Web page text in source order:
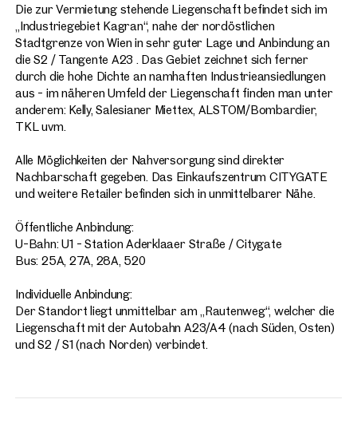
Die zur Vermietung stehende Liegenschaft befindet sich im
„Industriegebiet Kagran“, nahe der nordöstlichen
Stadtgrenze von Wien in sehr guter Lage und Anbindung an
die S2 / Tangente A23 . Das Gebiet zeichnet sich ferner
durch die hohe Dichte an namhaften Industrieansiedlungen
aus - im näheren Umfeld der Liegenschaft finden man unter
anderem: Kelly, Salesianer Miettex, ALSTOM/Bombardier,
TKL uvm.
Alle Möglichkeiten der Nahversorgung sind direkter
Nachbarschaft gegeben. Das Einkaufszentrum CITYGATE
und weitere Retailer befinden sich in unmittelbarer Nähe.
Öffentliche Anbindung:
U-Bahn: U1 - Station Aderklaaer Straße / Citygate
Bus: 25A, 27A, 28A, 520
Individuelle Anbindung:
Der Standort liegt unmittelbar am „Rautenweg“, welcher die
Liegenschaft mit der Autobahn A23/A4 (nach Süden, Osten)
und S2 / S1 (nach Norden) verbindet.